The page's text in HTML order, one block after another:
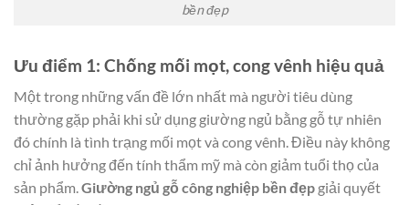
bền đẹp
Ưu điểm 1: Chống mối mọt, cong vênh hiệu quả
Một trong những vấn đề lớn nhất mà người tiêu dùng
thường gặp phải khi sử dụng giường ngủ bằng gỗ tự nhiên
đó chính là tình trạng mối mọt và cong vênh. Điều này không
chỉ ảnh hưởng đến tính thẩm mỹ mà còn giảm tuổi thọ của
sản phẩm.Giường ngủ gỗ công nghiệp bền đẹp giải quyết